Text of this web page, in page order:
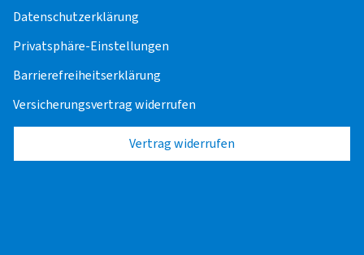
Stahlfelge 14" - 17"
Transporter
Stahlfelge 14" - 17"
Datenschutzerklärung
Privatsphäre-Einstellungen
Barrierefreiheitserklärung
Versicherungsvertrag widerrufen
Vertrag widerrufen